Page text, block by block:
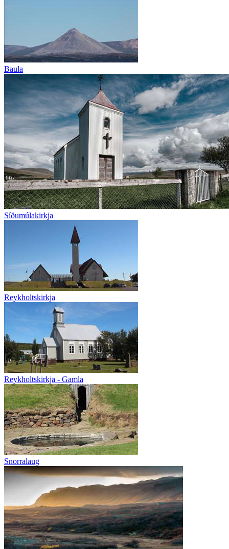
Baula
Síðumúlakirkja
Reykholtskirkja
Reykholtskirkja - Gamla
Snorralaug